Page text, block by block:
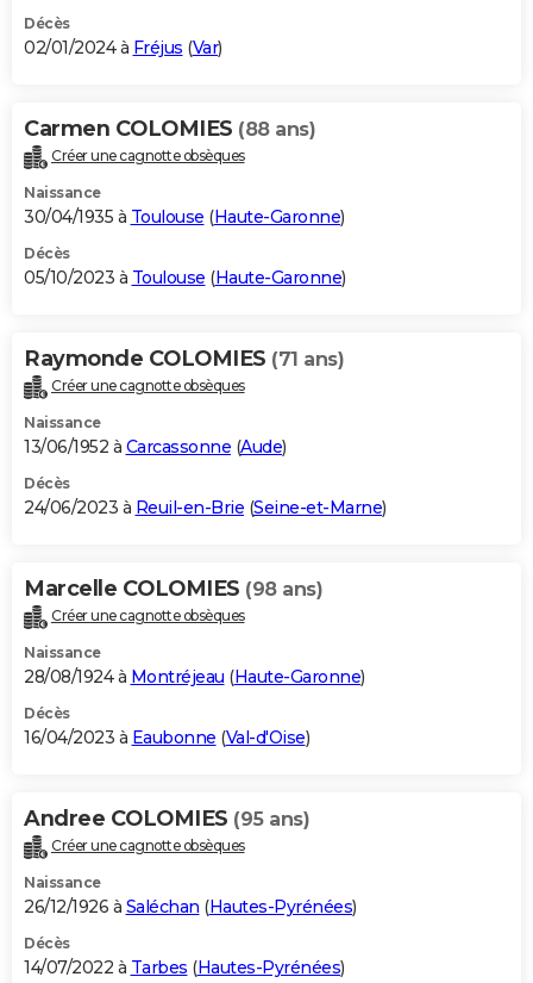
Décès
02/01/2024 à Fréjus (Var)
Carmen COLOMIES (88 ans)
Créer une cagnotte obsèques
Naissance
30/04/1935 à Toulouse (Haute-Garonne)
Décès
05/10/2023 à Toulouse (Haute-Garonne)
Raymonde COLOMIES (71 ans)
Créer une cagnotte obsèques
Naissance
13/06/1952 à Carcassonne (Aude)
Décès
24/06/2023 à Reuil-en-Brie (Seine-et-Marne)
Marcelle COLOMIES (98 ans)
Créer une cagnotte obsèques
Naissance
28/08/1924 à Montréjeau (Haute-Garonne)
Décès
16/04/2023 à Eaubonne (Val-d'Oise)
Andree COLOMIES (95 ans)
Créer une cagnotte obsèques
Naissance
26/12/1926 à Saléchan (Hautes-Pyrénées)
Décès
14/07/2022 à Tarbes (Hautes-Pyrénées)